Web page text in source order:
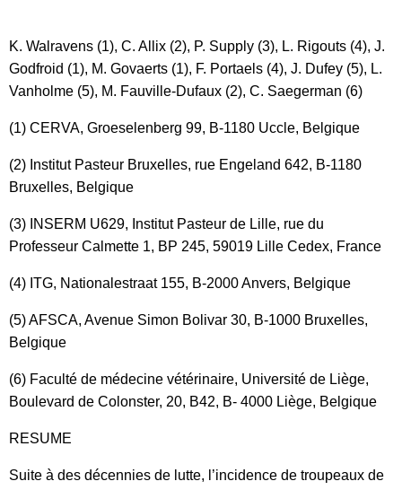
K. Walravens (1), C. Allix (2), P. Supply (3), L. Rigouts (4), J.
Godfroid (1), M. Govaerts (1), F. Portaels (4), J. Dufey (5), L.
Vanholme (5), M. Fauville-Dufaux (2), C. Saegerman (6)
(1) CERVA, Groeselenberg 99, B-1180 Uccle, Belgique
(2) Institut Pasteur Bruxelles, rue Engeland 642, B-1180
Bruxelles, Belgique
(3) INSERM U629, Institut Pasteur de Lille, rue du
Professeur Calmette 1, BP 245, 59019 Lille Cedex, France
(4) ITG, Nationalestraat 155, B-2000 Anvers, Belgique
(5) AFSCA, Avenue Simon Bolivar 30, B-1000 Bruxelles,
Belgique
(6) Faculté de médecine vétérinaire, Université de Liège,
Boulevard de Colonster, 20, B42, B- 4000 Liège, Belgique
RESUME
Suite à des décennies de lutte, l’incidence de troupeaux de